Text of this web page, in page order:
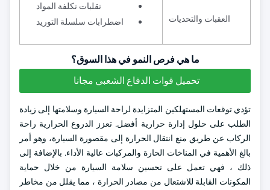
العقبات والتحديات
تقلبات تكلفة المواد
اضطرابات سلسلة التوريد
ما هي فرص النمو في هذا السوق؟
تحميل قوات الدفاع الشعبي مجانا
تؤدي توقعات المستهلكين المتزايدة لراحة السيارة وسلامتها إلى زيادة
الطلب على حلول إدارة حرارية أفضل. تعزز الدروع الحرارية راحة
الركاب عن طريق منع انتقال الحرارة إلى مقصورة السيارة، وهو أمر
بالغ الأهمية في المناخات الحارة والمركبات عالية الأداء. بالإضافة إلى
ذلك ، فهي تعمل على تحسين سلامة السيارة من خلال حماية
المكونات القابلة للاشتعال من مصادر الحرارة ، مما يقلل من مخاطر